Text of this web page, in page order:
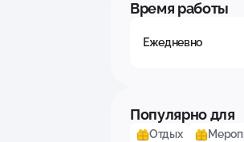
Время работы
Ежедневно
Популярно для
Отдых